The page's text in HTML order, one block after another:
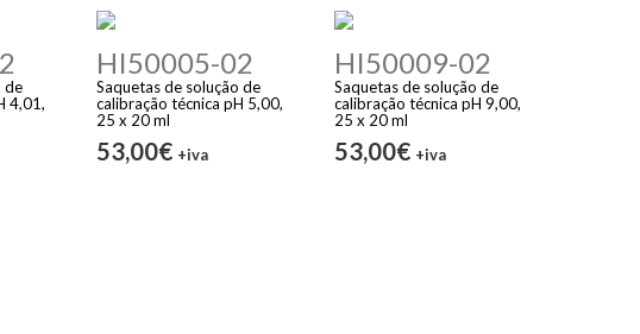
de
4,01,
HI50005-02
Saquetas de solução de
calibração técnica pH 5,00,
25 x 20 ml
53,00€ +iva
HI50009-02
Saquetas de solução de
calibração técnica pH 9,00,
25 x 20 ml
53,00€ +iva